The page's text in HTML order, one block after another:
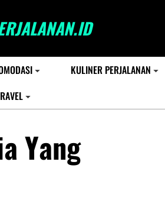
KULINER PERJALANAN
Yang